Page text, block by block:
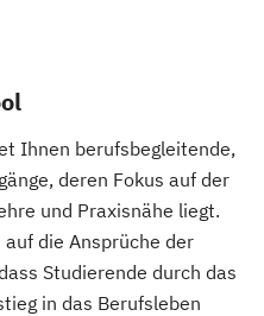
Ihnen berufsbegleitende,
deren Fokus auf der
und Praxisnähe liegt.
die Ansprüche der
Studierende durch das
in das Berufsleben